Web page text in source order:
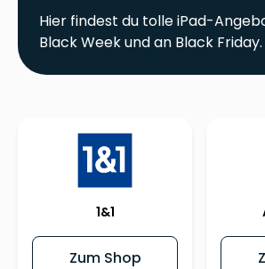
Hier findest du tolle iPad-
Black Week und an Black Friday.
1&1
Zum Shop